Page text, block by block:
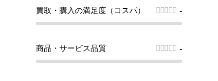
買取・購入の満足度（コスパ）    -
商品・サービス品質    -